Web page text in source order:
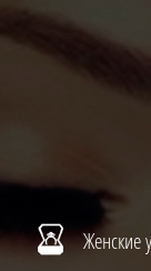
Женские